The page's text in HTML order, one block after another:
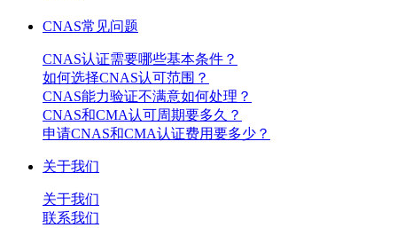
CNAS常见问题
CNAS认证需要哪些基本条件？
如何选择CNAS认可范围？
CNAS能力验证不满意如何处理？
CNAS和CMA认可周期要多久？
申请CNAS和CMA认证费用要多少？
关于我们
关于我们
联系我们